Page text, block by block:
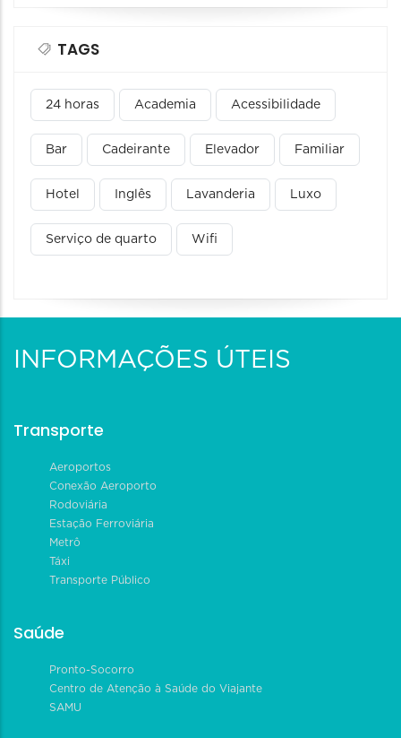
TAGS
24 horas Academia Acessibilidade
Bar Cadeirante Elevador Familiar
Hotel Inglês Lavanderia Luxo
Serviço de quarto Wifi
INFORMAÇÕES ÚTEIS
Transporte
Aeroportos
Conexão Aeroporto
Rodoviária
Estação Ferroviária
Metrô
Táxi
Transporte Público
Saúde
Pronto-Socorro
Centro de Atenção à Saúde do Viajante
SAMU